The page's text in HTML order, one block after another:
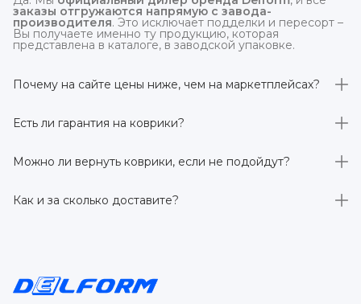
заказы отгружаются напрямую с завода-
производителя. Это исключает подделки и пересорт –
Вы получаете именно ту продукцию, которая
представлена в каталоге, в заводской упаковке.
Почему на сайте цены ниже, чем на маркетплейсах?
отгрузка идётнапрямую со склада производителя
без посредников.
Есть ли гарантия на коврики?
производителя 3 года. Если в течение этого срока
обнаружится производственный дефект – заменим
Можно ли вернуть коврики, если не подойдут?
заказанного дистанционно,без объяснения причин –
при условии сохранения товарного вида. Если коврик не
Как и за сколько доставите?